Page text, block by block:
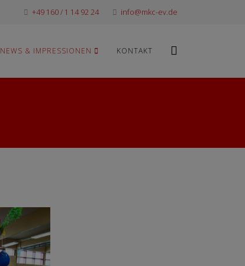
+49 160 / 1 14 92 24 info@mkc-ev.de
NEWS & IMPRESSIONEN KONTAKT